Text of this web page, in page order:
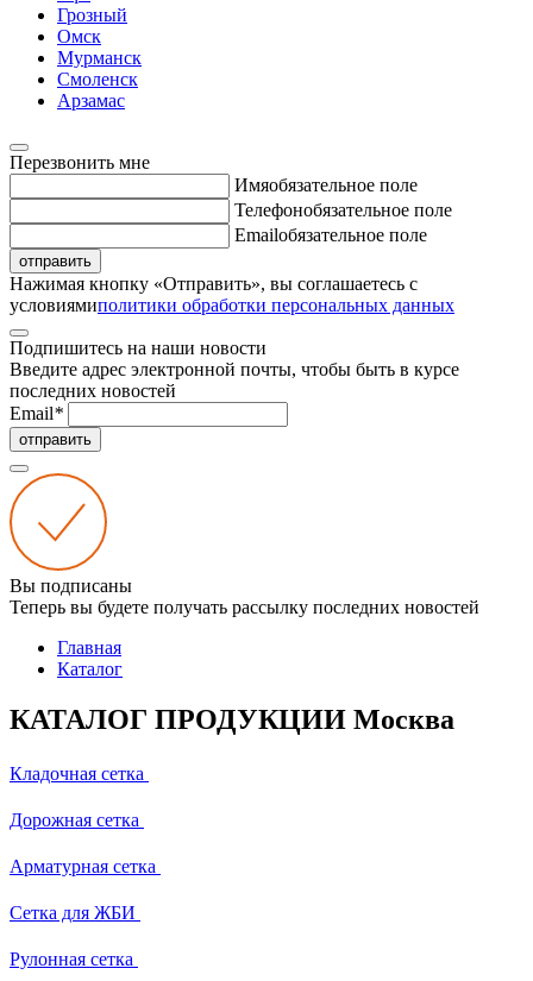
Грозный
Омск
Мурманск
Смоленск
Арзамас
Перезвонить мне
Имяобязательное поле
Телефонобязательное поле
Emailобязательное поле
отправить
Нажимая кнопку «Отправить», вы соглашаетесь с
условиямиполитики обработки персональных данных
Подпишитесь на наши новости
Введите адрес электронной почты, чтобы быть в курсе
последних новостей
Email*
отправить
Вы подписаны
Теперь вы будете получать рассылку последних новостей
Главная
Каталог
КАТАЛОГ ПРОДУКЦИИ Москва
Кладочная сетка
Дорожная сетка
Арматурная сетка
Сетка для ЖБИ
Рулонная сетка